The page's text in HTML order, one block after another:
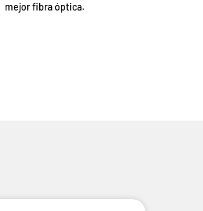
mejor fibra óptica.